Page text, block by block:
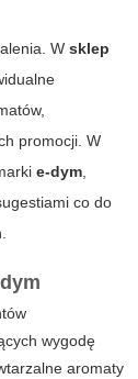
W sklep
promocji. W
e-dym,
co do
wygodę
aromaty